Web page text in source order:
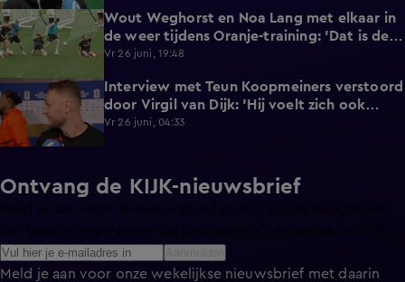
2:58
Wout Weghorst en Noa Lang met elkaar in
de weer tijdens Oranje-training: 'Dat is de
tweede keer!'
Vr 26 juni, 19:48
2:43
Interview met Teun Koopmeiners verstoord
door Virgil van Dijk: 'Hij voelt zich ook
lekker!'
Vr 26 juni, 04:33
Ontvang de KIJK-nieuwsbrief
Meld je aan voor onze wekelijkse nieuwsbrief met daarin